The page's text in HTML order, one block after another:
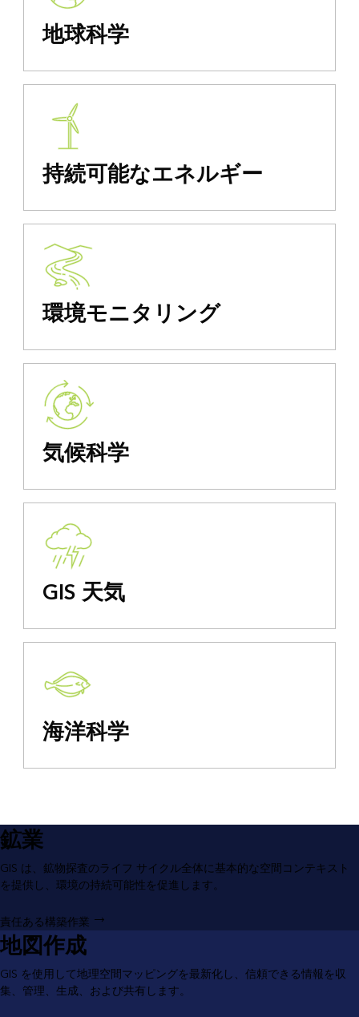
地球科学
持続可能なエネルギー
環境モニタリング
気候科学
GIS 天気
海洋科学
鉱業
GIS は、鉱物探査のライフ サイクル全体に基本的な空間コンテキスト
を提供し、環境の持続可能性を促進します。
責任ある構築作業
地図作成
GIS を使用して地理空間マッピングを最新化し、信頼できる情報を収
集、管理、生成、および共有します。